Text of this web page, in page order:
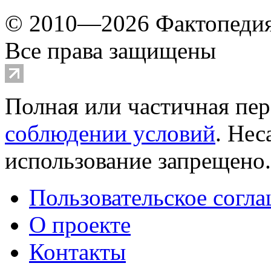
© 2010—2026
Все права защищены
Полная или частичная
соблюдении условий.
использование
Пользовательское
О проекте
Контакты